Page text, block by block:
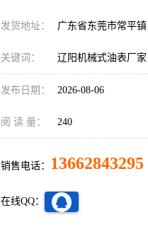
发货地址： 广东省东莞市常平镇
关键词： 辽阳机械式油表厂家
发布日期： 2026-08-06
阅 读 量： 240
销售电话： 13662843295
在线QQ：